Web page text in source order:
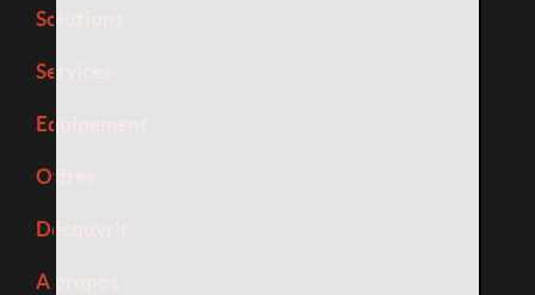
Solutions
Services
Equipement
Offres
Découvrir
A propos